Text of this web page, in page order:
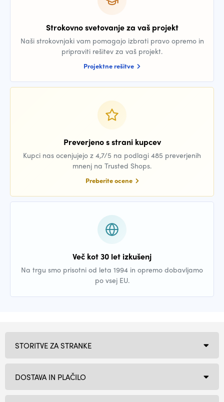
Strokovno svetovanje za vaš projekt
Naši strokovnjaki vam pomagajo izbrati pravo opremo in
pripraviti rešitev za vaš projekt.
Projektne rešitve
Preverjeno s strani kupcev
Kupci nas ocenjujejo z 4,7/5 na podlagi 485 preverjenih
mnenj na Trusted Shops.
Preberite ocene
Več kot 30 let izkušenj
Na trgu smo prisotni od leta 1994 in opremo dobavljamo
po vsej EU.
STORITVE ZA STRANKE
DOSTAVA IN PLAČILO